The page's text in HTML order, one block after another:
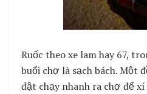
Ruốc theo xe lam hay 67,
buổi chợ là sạch bách. Một
đật chạy nhanh ra chợ để